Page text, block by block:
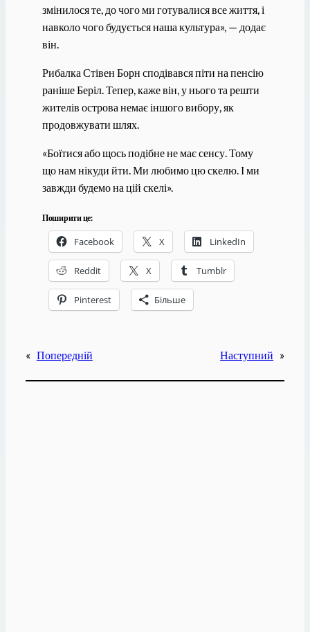
змінилося те, до чого ми готувалися все життя, і
навколо чого будується наша культура», — додає
він.
Рибалка Стівен Борн сподівався піти на пенсію
раніше Беріл. Тепер, каже він, у нього та решти
жителів острова немає іншого вибору, як
продовжувати шлях.
«Боїтися або щось подібне не має сенсу. Тому
що нам нікуди йти. Ми любимо цю скелю. І ми
завжди будемо на цій скелі».
Поширити це:
Facebook X LinkedIn
Reddit X Tumblr
Pinterest Більше
« Попередній Наступний »